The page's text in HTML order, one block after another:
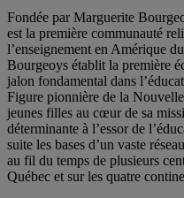
Fondée par Marguerite
est la première communauté
l’enseignement en Amérique
Bourgeoys établit la première
jalon fondamental dans
Figure pionnière de la
jeunes filles au cœur de sa
déterminante à l’essor de
suite les bases d’un vaste
au fil du temps de plusieurs
Québec et sur les quatre